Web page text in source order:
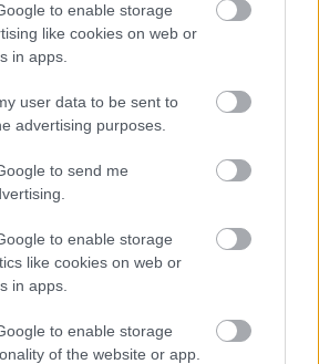
to enable storage
like cookies on web or
in apps.
user data to be sent to
advertising purposes.
to send me
to enable storage
like cookies on web or
in apps.
to enable storage
of the website or app.
A cég a Viterra-val történt egyesülését
formában folytatja társadalmi
,élelmezésbiztonság Élelmezési Világnap
szeretetszolgálat
zárul november első
Zsolt